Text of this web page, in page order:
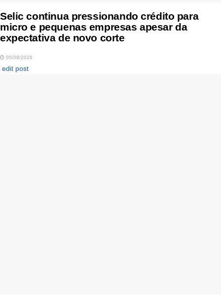
Selic continua pressionando crédito para
micro e pequenas empresas apesar da
expectativa de novo corte
05/08/2026
edit post